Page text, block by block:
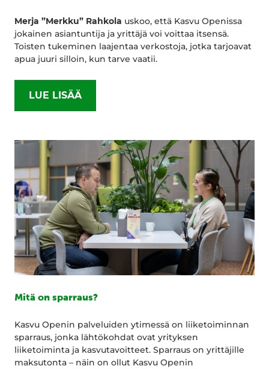
Merja ”Merkku” Rahkola uskoo, että Kasvu Openissa
jokainen asiantuntija ja yrittäjä voi voittaa itsensä.
Toisten tukeminen laajentaa verkostoja, jotka tarjoavat
apua juuri silloin, kun tarve vaatii.
LUE LISÄÄ
Mitä on sparraus?
Kasvu Openin palveluiden ytimessä on liiketoiminnan
sparraus, jonka lähtökohdat ovat yrityksen
liiketoiminta ja kasvutavoitteet. Sparraus on yrittäjille
maksutonta – näin on ollut Kasvu Openin